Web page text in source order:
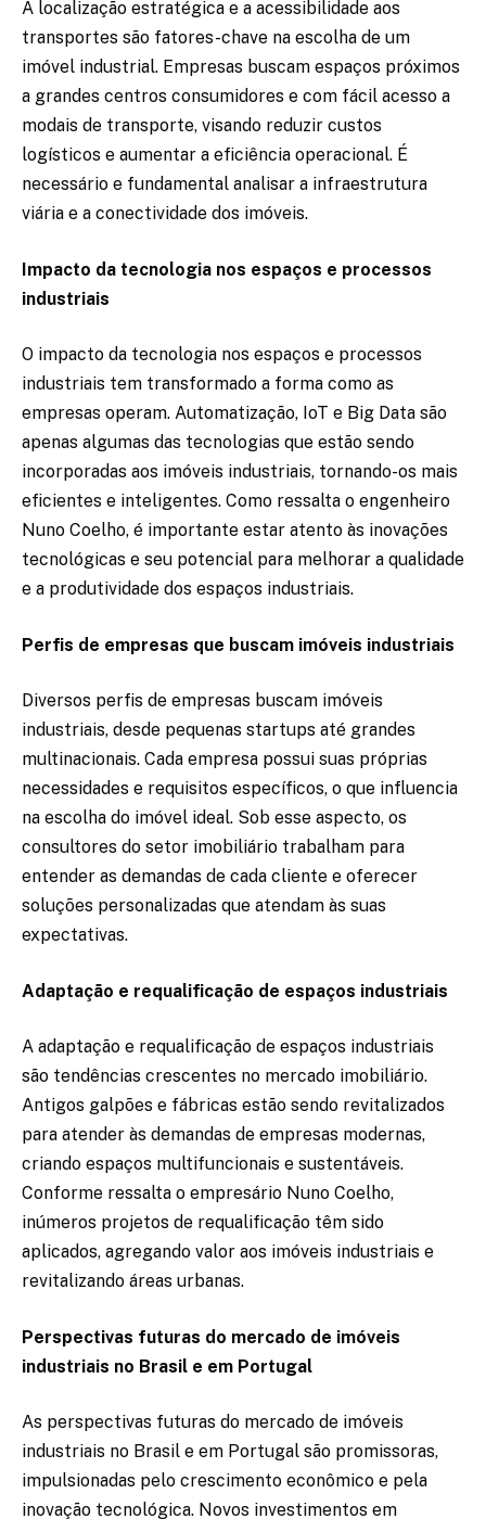
A localização estratégica e a acessibilidade aos
transportes são fatores-chave na escolha de um
imóvel industrial. Empresas buscam espaços próximos
a grandes centros consumidores e com fácil acesso a
modais de transporte, visando reduzir custos
logísticos e aumentar a eficiência operacional. É
necessário e fundamental analisar a infraestrutura
viária e a conectividade dos imóveis.
Impacto da tecnologia nos espaços e processos
industriais
O impacto da tecnologia nos espaços e processos
industriais tem transformado a forma como as
empresas operam. Automatização, IoT e Big Data são
apenas algumas das tecnologias que estão sendo
incorporadas aos imóveis industriais, tornando-os mais
eficientes e inteligentes. Como ressalta o engenheiro
Nuno Coelho, é importante estar atento às inovações
tecnológicas e seu potencial para melhorar a qualidade
e a produtividade dos espaços industriais.
Perfis de empresas que buscam imóveis industriais
Diversos perfis de empresas buscam imóveis
industriais, desde pequenas startups até grandes
multinacionais. Cada empresa possui suas próprias
necessidades e requisitos específicos, o que influencia
na escolha do imóvel ideal. Sob esse aspecto, os
consultores do setor imobiliário trabalham para
entender as demandas de cada cliente e oferecer
soluções personalizadas que atendam às suas
expectativas.
Adaptação e requalificação de espaços industriais
A adaptação e requalificação de espaços industriais
são tendências crescentes no mercado imobiliário.
Antigos galpões e fábricas estão sendo revitalizados
para atender às demandas de empresas modernas,
criando espaços multifuncionais e sustentáveis.
Conforme ressalta o empresário Nuno Coelho,
inúmeros projetos de requalificação têm sido
aplicados, agregando valor aos imóveis industriais e
revitalizando áreas urbanas.
Perspectivas futuras do mercado de imóveis
industriais no Brasil e em Portugal
As perspectivas futuras do mercado de imóveis
industriais no Brasil e em Portugal são promissoras,
impulsionadas pelo crescimento econômico e pela
inovação tecnológica. Novos investimentos em